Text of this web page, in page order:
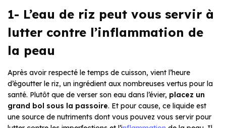
1- L’eau de riz peut vous servir à
lutter contre l’inflammation de
la peau
Après avoir respecté le temps de cuisson, vient l’heure
d’égoutter le riz, un ingrédient aux nombreuses vertus pour la
santé. Plutôt que de verser son eau dans l’évier, placez un
grand bol sous la passoire. Et pour cause, ce liquide est
une source de nutriments dont vous pouvez vous servir pour